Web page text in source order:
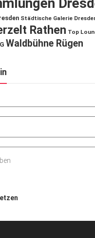
Städtische Galerie
Rathen Top
Waldbühne Rügen